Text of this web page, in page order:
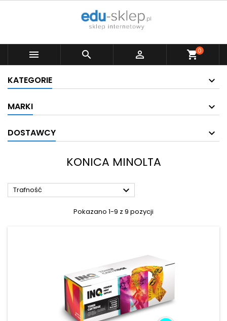
   shopping_cart0
KATEGORIE
MARKI
DOSTAWCY
KONICA MINOLTA
Trafność 
Pokazano 1-9 z 9 pozycji